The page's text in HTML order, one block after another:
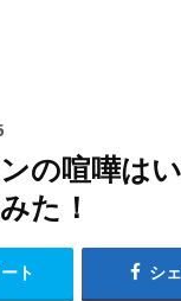
の喧嘩は
た！
ト シ